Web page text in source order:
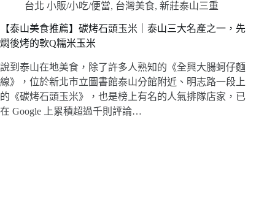
台北 小販/小吃/便當, 台灣美食, 新莊泰山三重
【泰山美食推薦】碳烤石頭玉米｜泰山三大名產之一，先
燜後烤的軟Q糯米玉米
說到泰山在地美食，除了許多人熟知的《全興大腸蚵仔麵
線》，位於新北市立圖書館泰山分館附近、明志路一段上
的《碳烤石頭玉米》，也是榜上有名的人氣排隊店家，已
在 Google 上累積超過千則評論…